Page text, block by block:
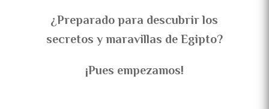
¿Preparado para descubrir los
secretos y maravillas de Egipto?
¡Pues empezamos!